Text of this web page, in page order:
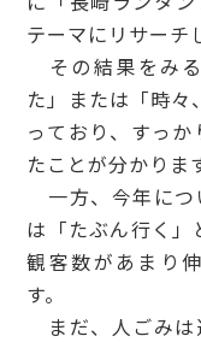
テーマにリサーチ
その結果をみ
た」または「時
っており、すっ
たことが分かりま
一方、今年につ
は「たぶん行く」
観客数があまり
す。
まだ、人ごみは